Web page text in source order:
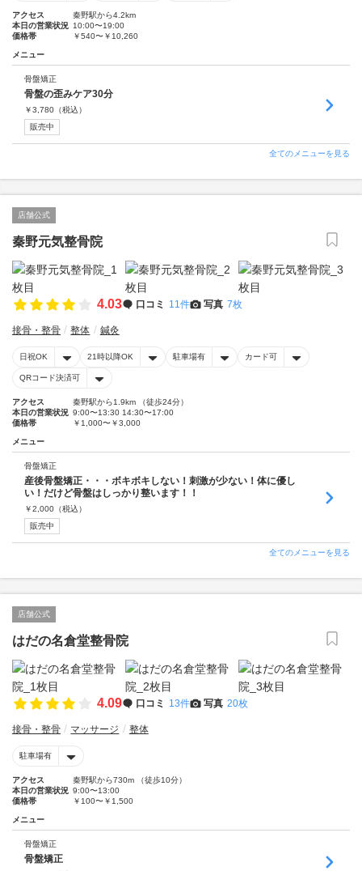
アクセス
秦野駅から4.2km
本日の営業状況 10:00〜19:00
価格帯
￥540〜￥10,260
メニュー
骨盤矯正
骨盤の歪みケア30分
￥3,780 （税込）
販売中
全てのメニューを見る
店舗公式
秦野元気整骨院
4.03 口コミ 11件 写真 7枚
接骨・整骨 整体 鍼灸
日祝OK 21時以降OK 駐車場有 カード可
QRコード決済可
アクセス
秦野駅から1.9km （徒歩24分）
本日の営業状況 9:00〜13:30 14:30〜17:00
価格帯
￥1,000〜￥3,000
メニュー
骨盤矯正
産後骨盤矯正・・・ボキボキしない！刺激が少ない！体に優し
い！だけど骨盤はしっかり整います！！
￥2,000 （税込）
販売中
全てのメニューを見る
店舗公式
はだの名倉堂整骨院
4.09 口コミ 13件 写真 20枚
接骨・整骨 マッサージ 整体
駐車場有
アクセス
秦野駅から730m （徒歩10分）
本日の営業状況 9:00〜13:00
価格帯
￥100〜￥1,500
メニュー
骨盤矯正
骨盤矯正